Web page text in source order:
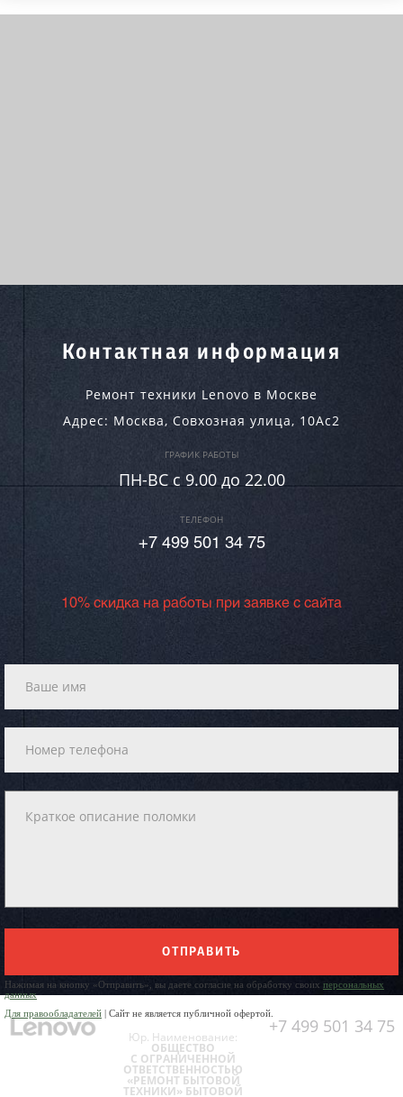
Контактная информация
Ремонт техники Lenovo в Москве
Адрес: Москва, Совхозная улица, 10Ас2
ГРАФИК РАБОТЫ
ПН-ВC c 9.00 до 22.00
ТЕЛЕФОН
+7 499 501 34 75
10% скидка на работы при заявке с сайта
ОТПРАВИТЬ
Нажимая на кнопку «Отправить», вы даете согласие на обработку своих персональных
данных
Для правообладателей | Сайт не является публичной офертой.
+7 499 501 34 75
Юр. Наименование:
ОБЩЕСТВО
С ОГРАНИЧЕННОЙ
ОТВЕТСТВЕННОСТЬЮ
«РЕМОНТ БЫТОВОЙ
ТЕХНИКИ» БЫТОВОЙ